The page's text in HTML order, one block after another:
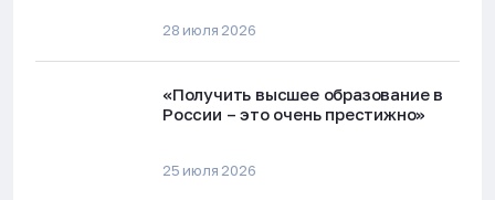
28 июля 2026
«Получить высшее образование в
России – это очень престижно»
25 июля 2026